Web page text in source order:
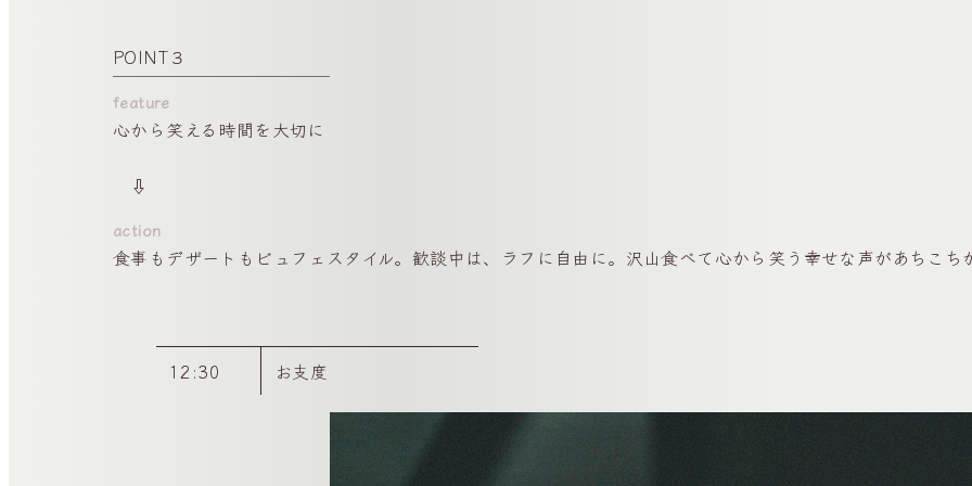
POINT３
心から笑える時間を大切に
⇩
食事もデザートもビュフェスタイル。歓談中は、ラフに自由に。沢山食べて心から笑う幸せな声があちこち
12:30 お支度